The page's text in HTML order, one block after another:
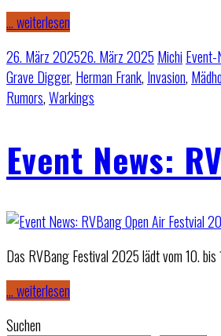
… weiterlesen
26. März 202526. März 2025 Michi Event-
Grave Digger, Herman Frank, Invasion,
Rumors,Warkings
Event News:
Das RVBang Festival 2025 lädt vom 10.
… weiterlesen
Suchen